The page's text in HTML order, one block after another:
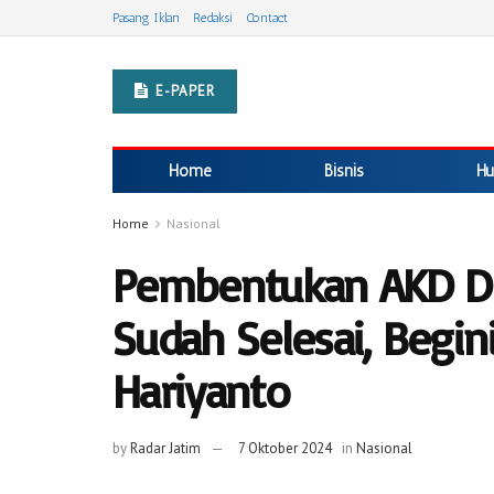
Pasang Iklan Redaksi Contact
E-PAPER
Home Bisnis
Home Nasional
Pembentukan AKD
Sudah Selesai,
Hariyanto
byRadar Jatim 7 Oktober 2024 in Nasional